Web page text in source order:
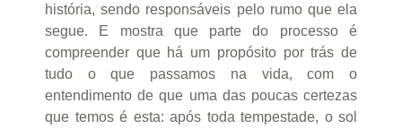
história, sendo responsáveis pelo rumo que ela
segue. E mostra que parte do processo é
compreender que há um propósito por trás de
tudo o que passamos na vida, com o
entendimento de que uma das poucas certezas
que temos é esta: após toda tempestade, o sol